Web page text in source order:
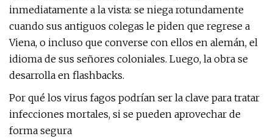
inmediatamente a la vista: se niega rotundamente
cuando sus antiguos colegas le piden que regrese a
Viena, o incluso que converse con ellos en alemán, el
idioma de sus señores coloniales. Luego, la obra se
desarrolla en flashbacks.
Por qué los virus fagos podrían ser la clave para tratar
infecciones mortales, si se pueden aprovechar de
forma segura